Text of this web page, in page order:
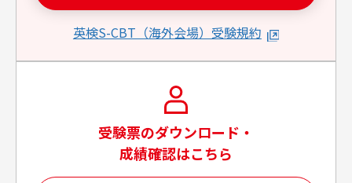
英検S-CBT（海外会場）受験規約
受験票のダウンロード・
成績確認はこちら